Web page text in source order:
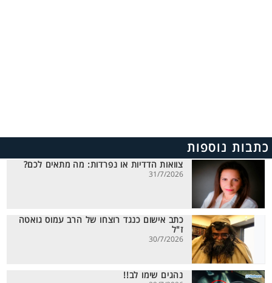
כתבות נוספות
צוואות הדדיות או נפרדות: מה מתאים לכם?
31/7/2026
כתב אישום כנגד רוצחו של הרב עמוס גואטה
ז"ל
30/7/2026
נהגים שימו לב!!